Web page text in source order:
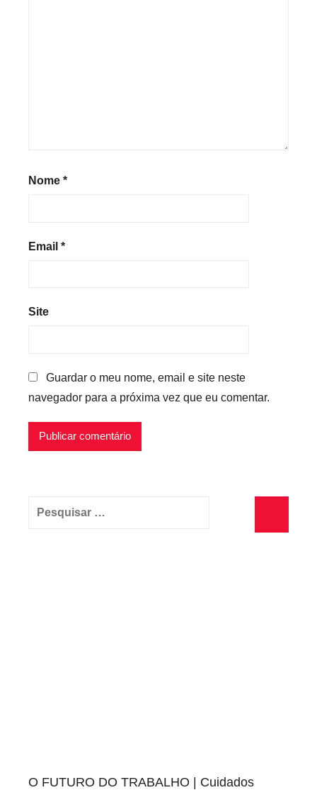
Nome *
Email *
Site
Guardar o meu nome, email e site neste
navegador para a próxima vez que eu comentar.
Pesquisar
O FUTURO DO TRABALHO | Cuidados